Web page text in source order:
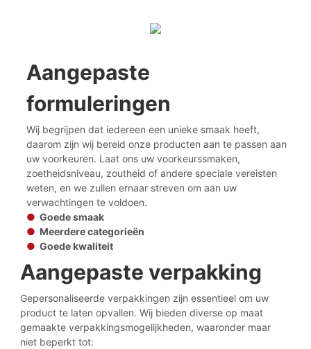
Aangepaste
formuleringen
Wij begrijpen dat iedereen een unieke smaak heeft,
daarom zijn wij bereid onze producten aan te passen aan
uw voorkeuren. Laat ons uw voorkeurssmaken,
zoetheidsniveau, zoutheid of andere speciale vereisten
weten, en we zullen ernaar streven om aan uw
verwachtingen te voldoen.
● Goede smaak
● Meerdere categorieën
● Goede kwaliteit
Aangepaste verpakking
Gepersonaliseerde verpakkingen zijn essentieel om uw
product te laten opvallen. Wij bieden diverse op maat
gemaakte verpakkingsmogelijkheden, waaronder maar
niet beperkt tot: